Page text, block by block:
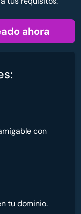
ahora
con
tu dominio.